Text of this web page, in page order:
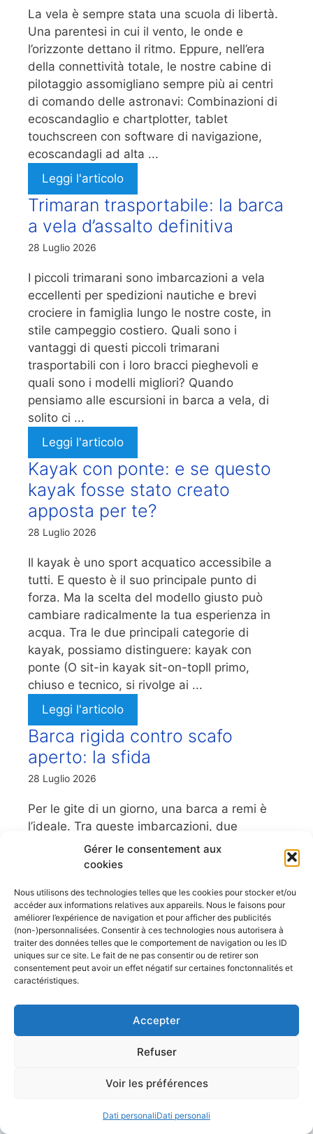
Gérer le consentement aux
cookies
Nous utilisons des technologies telles que les cookies pour stocker et/ou
accéder aux informations relatives aux appareils. Nous le faisons pour
améliorer l’expérience de navigation et pour afficher des publicités
(non-)personnalisées. Consentir à ces technologies nous autorisera à
traiter des données telles que le comportement de navigation ou les ID
uniques sur ce site. Le fait de ne pas consentir ou de retirer son
consentement peut avoir un effet négatif sur certaines fonctonnalités et
caractéristiques.
Accepter
Refuser
Voir les préférences
Dati personaliDati personali
La vela è sempre stata una scuola di libertà.
Una parentesi in cui il vento, le onde e
l’orizzonte dettano il ritmo. Eppure, nell’era
della connettività totale, le nostre cabine di
pilotaggio assomigliano sempre più ai centri
di comando delle astronavi: Combinazioni di
ecoscandaglio e chartplotter, tablet
touchscreen con software di navigazione,
ecoscandagli ad alta ...
Leggi l'articolo
Trimaran trasportabile: la barca
a vela d’assalto definitiva
28 Luglio 2026
I piccoli trimarani sono imbarcazioni a vela
eccellenti per spedizioni nautiche e brevi
crociere in famiglia lungo le nostre coste, in
stile campeggio costiero. Quali sono i
vantaggi di questi piccoli trimarani
trasportabili con i loro bracci pieghevoli e
quali sono i modelli migliori? Quando
pensiamo alle escursioni in barca a vela, di
solito ci ...
Leggi l'articolo
Kayak con ponte: e se questo
kayak fosse stato creato
apposta per te?
28 Luglio 2026
Il kayak è uno sport acquatico accessibile a
tutti. E questo è il suo principale punto di
forza. Ma la scelta del modello giusto può
cambiare radicalmente la tua esperienza in
acqua. Tra le due principali categorie di
kayak, possiamo distinguere: kayak con
ponte (O sit-in kayak sit-on-topIl primo,
chiuso e tecnico, si rivolge ai ...
Leggi l'articolo
Barca rigida contro scafo
aperto: la sfida
28 Luglio 2026
Per le gite di un giorno, una barca a remi è
l’ideale. Tra queste imbarcazioni, due
tipologie si distinguono per versatilità e
praticità: il gommone a chiglia rigida (RIB) e la
apprezzate per le gite in famiglia, la pesca o
gli sport acquatici. Ma cosa le differenzia e ...
Leggi l'articolo
Conseils et astuces pour la navigation et
accessibles depuis nos côtes.